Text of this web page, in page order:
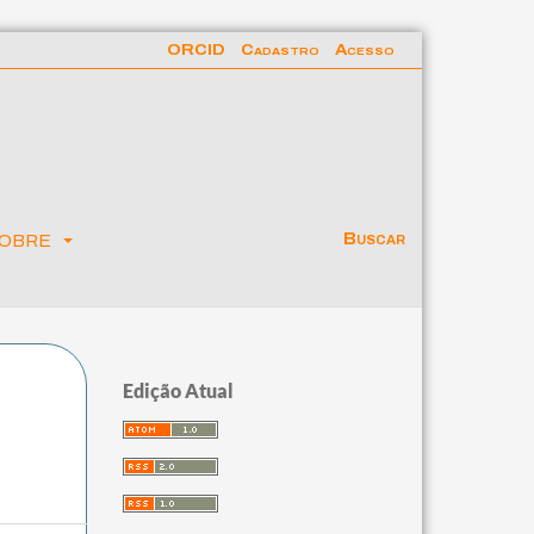
Buscar
ORCID Cadastro Acesso
Edição Atual